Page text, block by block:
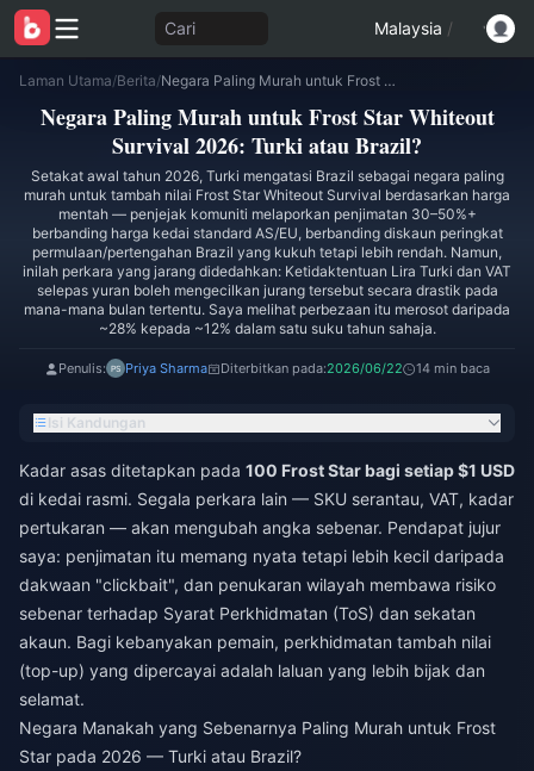
Cari Malaysia /
Laman Utama/Berita/ Negara Paling Murah untuk Frost Star Whiteout Survival 2026: Turki atau Brazil?
Negara Paling Murah untuk Frost Star Whiteout
Survival 2026: Turki atau Brazil?
Setakat awal tahun 2026, Turki mengatasi Brazil sebagai negara paling
murah untuk tambah nilai Frost Star Whiteout Survival berdasarkan harga
mentah — penjejak komuniti melaporkan penjimatan 30–50%+
berbanding harga kedai standard AS/EU, berbanding diskaun peringkat
permulaan/pertengahan Brazil yang kukuh tetapi lebih rendah. Namun,
inilah perkara yang jarang didedahkan: Ketidaktentuan Lira Turki dan VAT
selepas yuran boleh mengecilkan jurang tersebut secara drastik pada
mana-mana bulan tertentu. Saya melihat perbezaan itu merosot daripada
~28% kepada ~12% dalam satu suku tahun sahaja.
Penulis: Priya Sharma Diterbitkan pada:2026/06/22 14 min baca
Isi Kandungan
Kadar asas ditetapkan pada 100 Frost Star bagi setiap $1 USD
di kedai rasmi. Segala perkara lain — SKU serantau, VAT, kadar
pertukaran — akan mengubah angka sebenar. Pendapat jujur
saya: penjimatan itu memang nyata tetapi lebih kecil daripada
dakwaan "clickbait", dan penukaran wilayah membawa risiko
sebenar terhadap Syarat Perkhidmatan (ToS) dan sekatan
akaun. Bagi kebanyakan pemain, perkhidmatan tambah nilai
(top-up) yang dipercayai adalah laluan yang lebih bijak dan
selamat.
Negara Manakah yang Sebenarnya Paling Murah untuk Frost
Star pada 2026 — Turki atau Brazil?